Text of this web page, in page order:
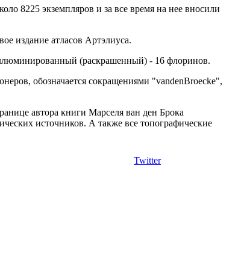
8225 экземпляров и за все время на нее вносили
издание атласов Артэлиуса.
(раскрашенный) - 16 флоринов.
обозначается сокращениями "vandenBroecke",
автора книги Марселя ван ден Брока
источников. А также все топографические
Twitter